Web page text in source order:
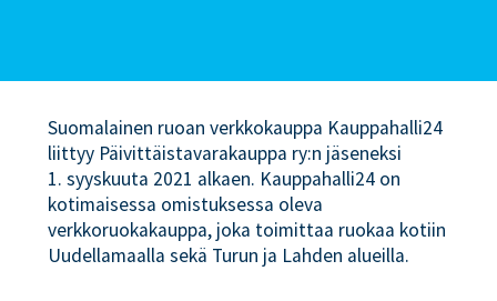
Suomalainen ruoan verkkokauppa Kauppahalli24
liittyy Päivittäistavarakauppa ry:n jäseneksi
1. syyskuuta 2021 alkaen. Kauppahalli24 on
kotimaisessa omistuksessa oleva
verkkoruokakauppa, joka toimittaa ruokaa kotiin
Uudellamaalla sekä Turun ja Lahden alueilla.